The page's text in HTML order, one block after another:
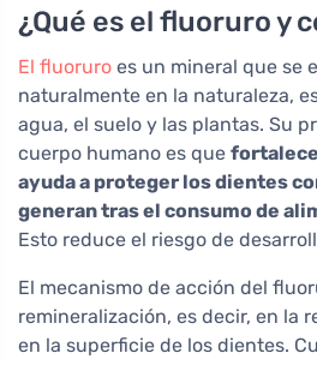
¿Qué es el fluoruro y
El fluoruro es un mineral que se
naturalmente en la naturaleza,
agua, el suelo y las plantas. Su
cuerpo humano es que
ayuda a proteger los dientes
generan tras el consumo de
Esto reduce el riesgo de
El mecanismo de acción del
remineralización, es decir, en la
en la superficie de los dientes.